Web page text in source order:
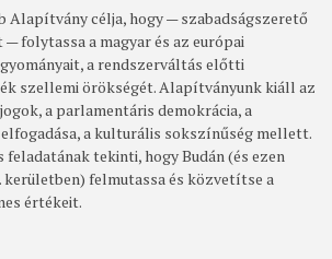
Alapítvány célja, hogy — szabadságszerető
folytassa a magyar és az európai
a rendszerváltás előtti
szellemi örökségét. Alapítványunk kiáll az
a parlamentáris demokrácia, a
a kulturális sokszínűség mellett.
tekinti, hogy Budán (és ezen
felmutassa és közvetítse a
értékeit.